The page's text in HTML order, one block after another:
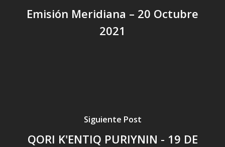
Emisión Meridiana – 20 Octubre
2021
Siguiente Post
QORI K'ENTIQ PURIYNIN - 19 DE